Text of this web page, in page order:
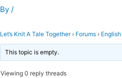
By/
Let’s Knit A Tale Together › Forums › English
This topic is empty.
Viewing 0 reply threads